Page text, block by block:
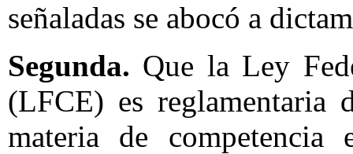
señaladas se abocó a
Segunda. Que la Ley
(LFCE) es reglamentaria
materia de